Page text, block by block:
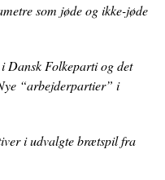
som jøde og ikke-jøde
Dansk Folkeparti og det
“arbejderpartier” i
i udvalgte brætspil fra